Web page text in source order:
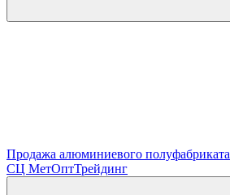
Продажа алюминиевого полуфабриката
СЦ МетОптТрейдинг